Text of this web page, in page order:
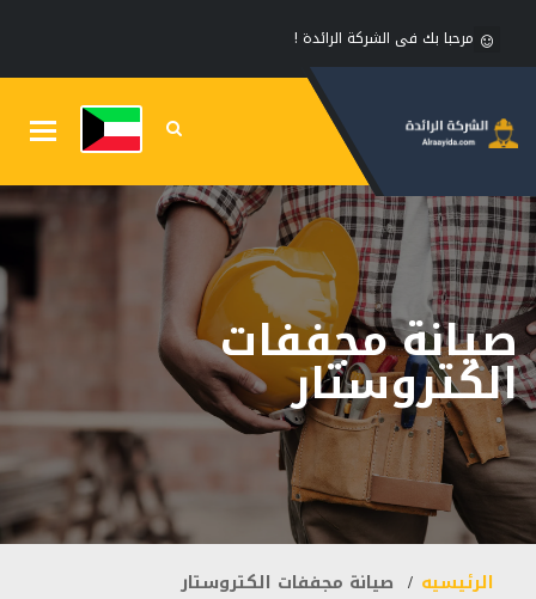
مرحبا بك فى الشركة الرائدة !
صيانة مجففات
الكتروستار
الرئيسيه صيانة مجففات الكتروستار